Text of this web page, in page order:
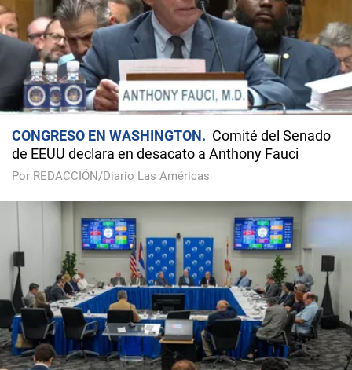
CONGRESO EN WASHINGTON
Comité del Senado
de EEUU declara en desacato a Anthony Fauci
Por REDACCIÓN/Diario Las Américas